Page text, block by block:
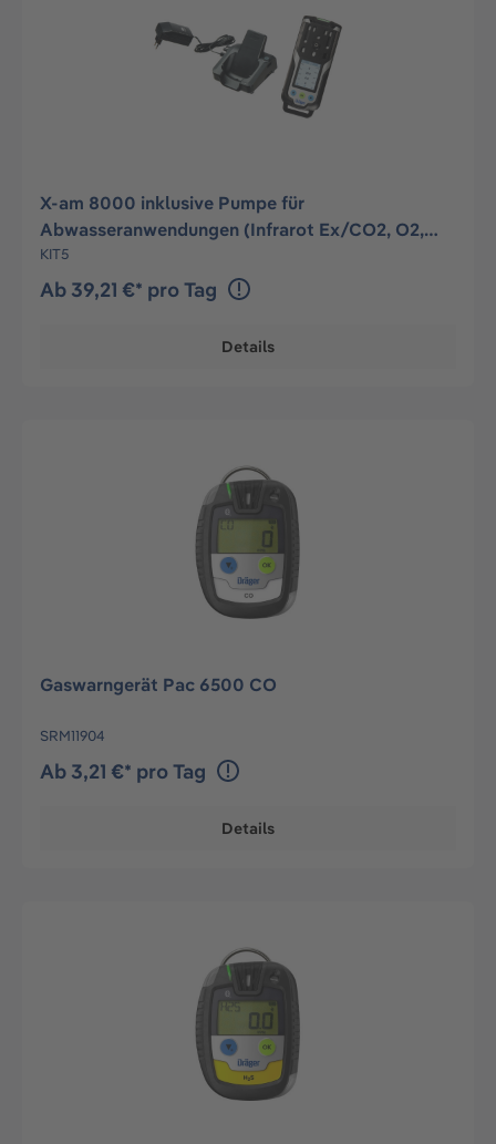
X-am 8000 inklusive Pumpe für
Abwasseranwendungen (Infrarot Ex/CO2, O2,
CO, H2S)
KIT5
Ab 39,21 €* pro Tag
Details
Gaswarngerät Pac 6500 CO
SRM11904
Ab 3,21 €* pro Tag
Details